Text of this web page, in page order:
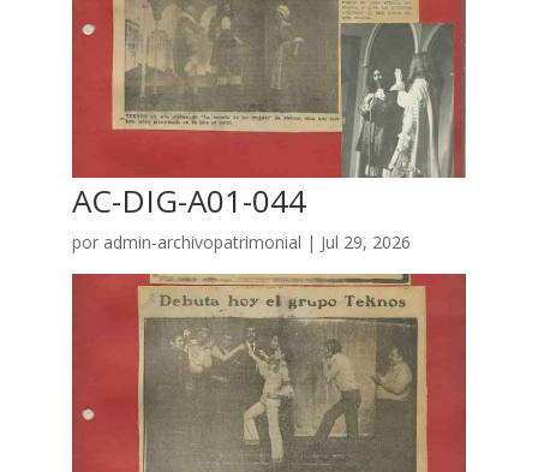
AC-DIG-A01-044
por admin-archivopatrimonial | Jul 29, 2026